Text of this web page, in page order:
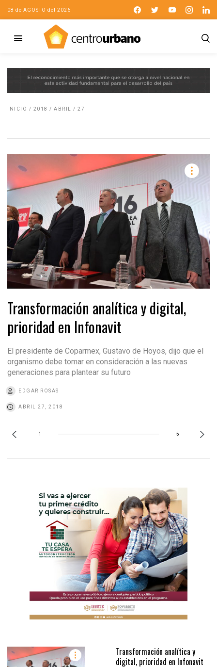
08 de AGOSTO del 2026
INICIO / 2018 / ABRIL / 27
Transformación analítica y digital,
prioridad en Infonavit
El presidente de Coparmex, Gustavo de Hoyos, dijo que el
organismo debe tomar en consideración a las nuevas
generaciones para plantear su futuro
EDGAR ROSAS
ABRIL 27, 2018
1 5
Transformación analítica y
digital, prioridad en Infonavit